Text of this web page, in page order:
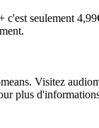
c'est seulement
Visitez
plus